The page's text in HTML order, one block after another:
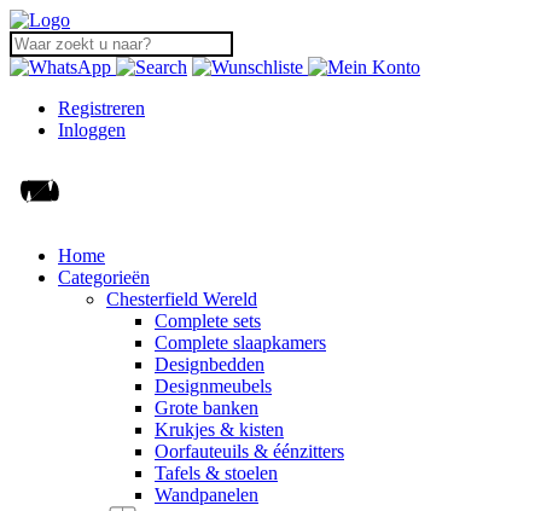
Registreren
Inloggen
Home
Categorieën
Chesterfield Wereld
Complete sets
Complete slaapkamers
Designbedden
Designmeubels
Grote banken
Krukjes & kisten
Oorfauteuils & éénzitters
Tafels & stoelen
Wandpanelen